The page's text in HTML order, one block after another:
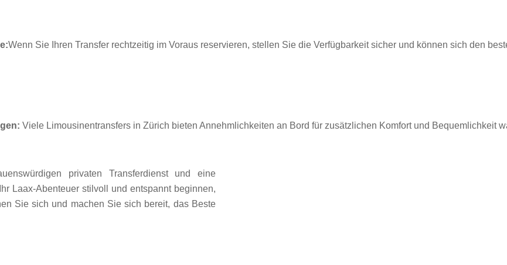
Wenn Sie Ihren Transfer rechtzeitig im Voraus reservieren, stellen Sie die Verfügbarkeit sicher und können sich den
Viele Limousinentransfers in Zürich bieten Annehmlichkeiten an Bord für zusätzlichen Komfort und Bequemlichkeit
privaten Transferdienst und eine
Laax-Abenteuer stilvoll und entspannt beginnen,
Sie sich und machen Sie sich bereit, das Beste